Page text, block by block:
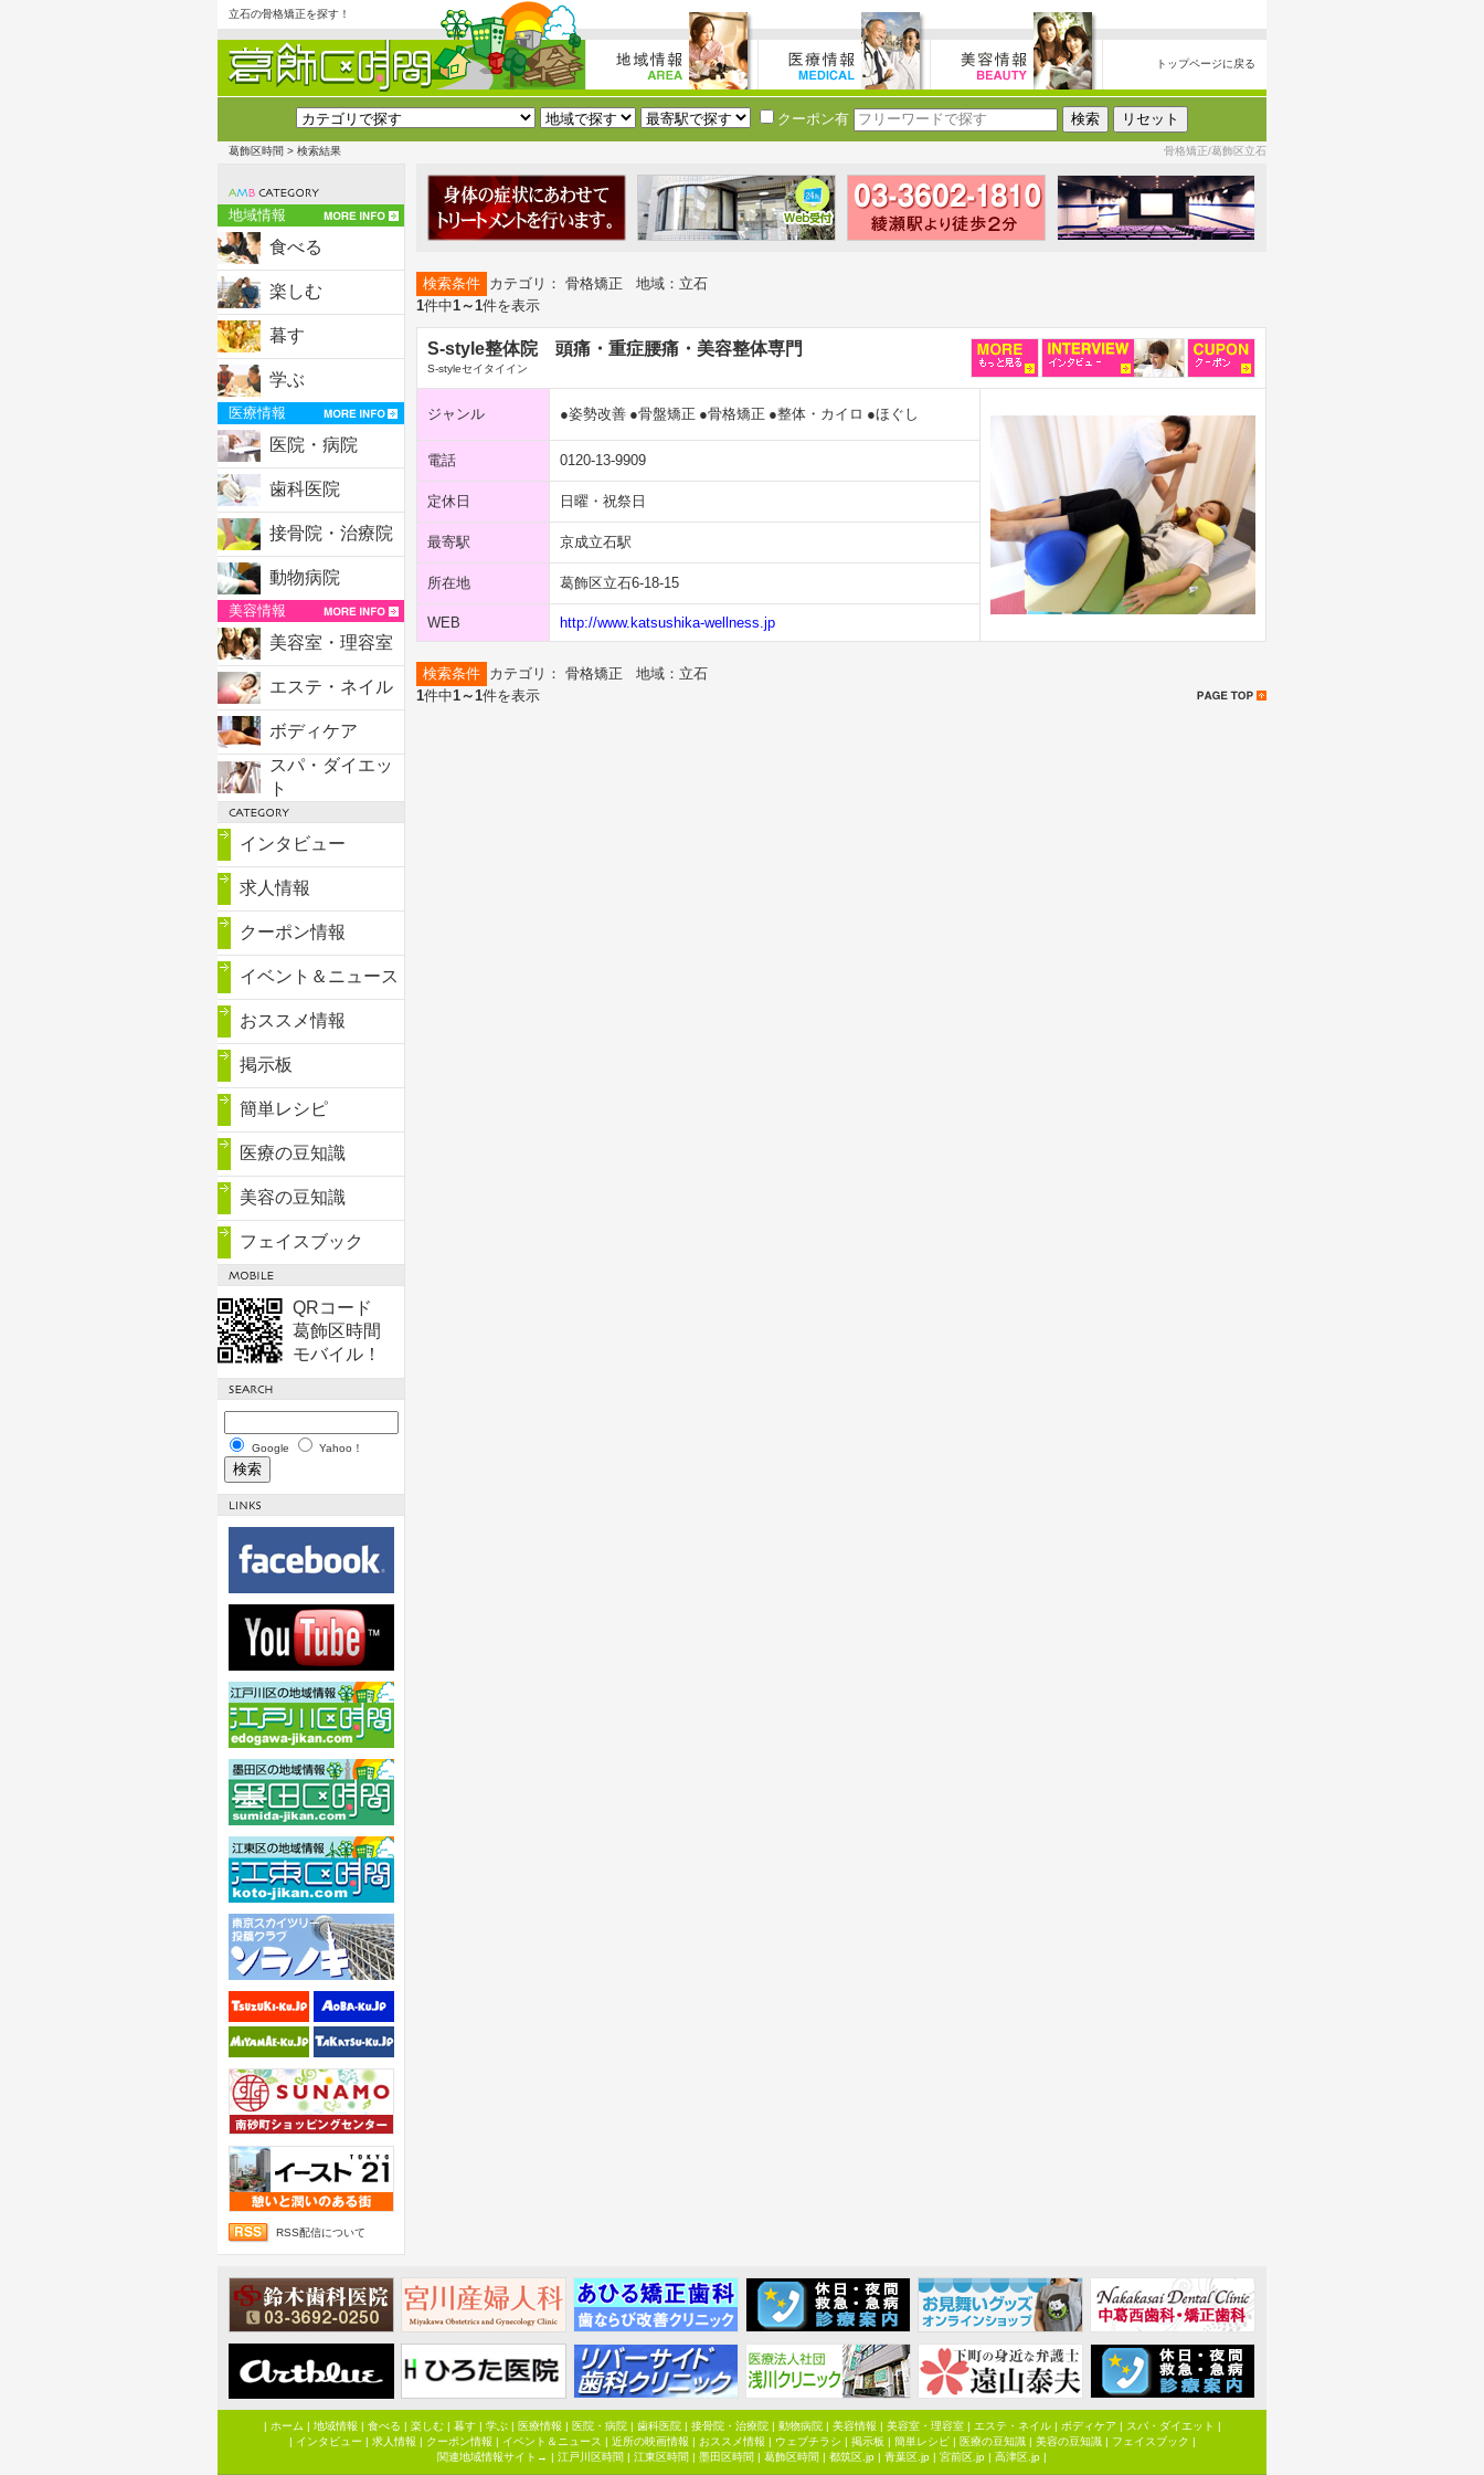
立石の骨格矯正を探す！
トップページに戻る
クーポン有
葛飾区時間 > 検索結果 骨格矯正/葛飾区立石
地域情報
食べる
楽しむ
暮す
学ぶ
医療情報
医院・病院
歯科医院
接骨院・治療院
動物病院
美容情報
美容室・理容室
エステ・ネイル
ボディケア
スパ・ダイエッ
ト
インタビュー
求人情報
クーポン情報
イベント＆ニュース
おススメ情報
掲示板
簡単レシピ
医療の豆知識
美容の豆知識
フェイスブック
QRコード
葛飾区時間
モバイル！
Google Yahoo！
RSS配信について
検索条件 カテゴリ： 骨格矯正 地域：立石
1件中1～1件を表示
S-style整体院 頭痛・重症腰痛・美容整体専門
S-styleセイタイイン
ジャンル ●姿勢改善 ●骨盤矯正 ●骨格矯正 ●整体・カイロ ●ほぐし
電話 0120-13-9909
定休日 日曜・祝祭日
最寄駅 京成立石駅
所在地 葛飾区立石6-18-15
WEB http://www.katsushika-wellness.jp
検索条件 カテゴリ： 骨格矯正 地域：立石
1件中1～1件を表示
| ホーム | 地域情報 | 食べる | 楽しむ| 暮す| 学ぶ| 医療情報 | 医院・病院| 歯科医院| 接骨院・治療院| 動物病院| 美容情報 | 美容室・理容室| エステ・ネイル| ボディケア | スパ・ダイエット |
| インタビュー | 求人情報 | クーポン情報 | イベント＆ニュース | 近所の映画情報 | おススメ情報 | ウェブチラシ | 掲示板 | 簡単レシピ| 医療の豆知識| 美容の豆知識| フェイスブック |
関連地域情報サイト→ | 江戸川区時間 | 江東区時間 | 墨田区時間 | 葛飾区時間 | 都筑区.jp | 青葉区.jp | 宮前区.jp | 高津区.jp |